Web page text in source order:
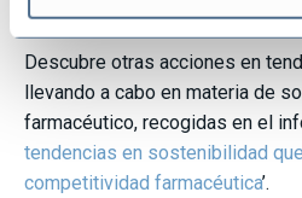
más exigente.
Descubre otras acciones en
llevando a cabo en materia de
farmacéutico, recogidas en el
tendencias en sostenibilidad
competitividad farmacéutica’.